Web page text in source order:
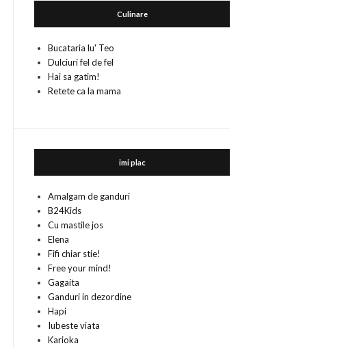
Culinare
Bucataria lu' Teo
Dulciuri fel de fel
Hai sa gatim!
Retete ca la mama
imi plac
Amalgam de ganduri
B24Kids
Cu mastile jos
Elena
Fifi chiar stie!
Free your mind!
Gagaita
Ganduri in dezordine
Hapi
Iubeste viata
Karioka